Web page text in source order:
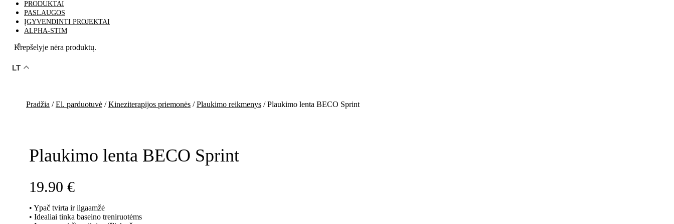
PRODUKTAI
PASLAUGOS
ĮGYVENDINTI PROJEKTAI
ALPHA-STIM
0
Krepšelyje nėra produktų.
LT
Pradžia /El. parduotuvė /Kineziterapijos priemonės /Plaukimo reikmenys / Plaukimo lenta BECO Sprint
Plaukimo lenta BECO Sprint
19.90 €
• Ypač tvirta ir ilgaamžė
• Idealiai tinka baseino treniruotėms